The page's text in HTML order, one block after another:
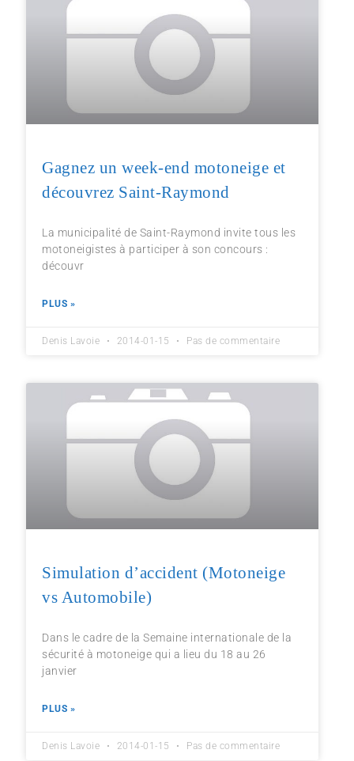
Gagnez un week-end motoneige et
découvrez Saint-Raymond
La municipalité de Saint-Raymond invite tous les
motoneigistes à participer à son concours :
découvr
PLUS »
Denis Lavoie 2014-01-15 Pas de commentaire
Simulation d’accident (Motoneige
vs Automobile)
Dans le cadre de la Semaine internationale de la
sécurité à motoneige qui a lieu du 18 au 26
janvier
PLUS »
Denis Lavoie 2014-01-15 Pas de commentaire